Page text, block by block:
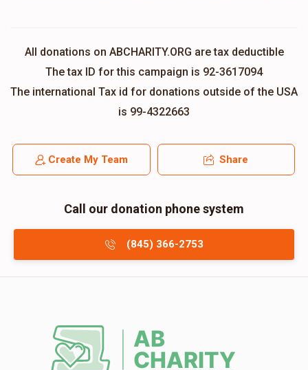
All donations on ABCHARITY.ORG are tax deductible
The tax ID for this campaign is 92-3617094
The international Tax id for donations outside of the USA
is 99-4322663
Create My Team Share
Call our donation phone system
(845) 366-2753